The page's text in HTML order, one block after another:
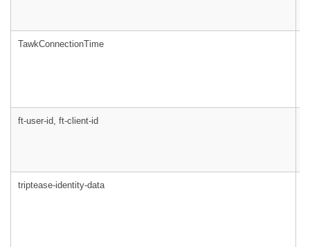
TawkConnectionTime
ft-user-id, ft-client-id
triptease-identity-data